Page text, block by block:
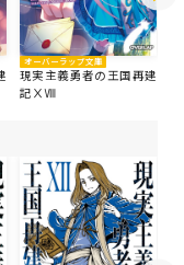
オーバーラップ文庫
現実主義勇者の王国再建
記ⅩⅧ